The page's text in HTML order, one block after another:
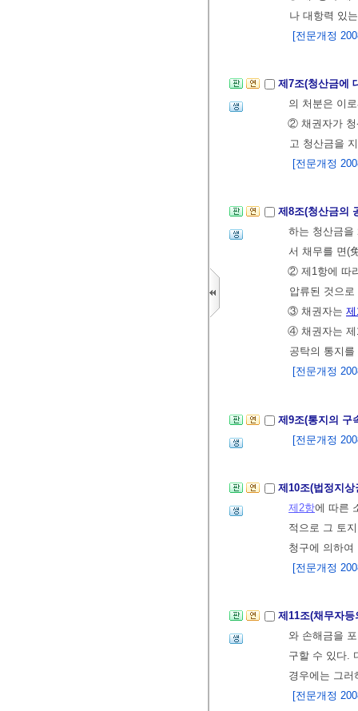
나 대항력 있
[전문개정
제7조(청산금에
의 처분은 이
② 채권자가 청
고 청산금을
[전문개정
제8조(청산금의
하는 청산금을
서 채무를 면(
② 제1항에 따
압류된 것으로
③ 채권자는
④ 채권자는 제
공탁의 통지
[전문개정
제9조(통지의 구
[전문개정
제10조(법정지
제2항에 따른
적으로 그 토
청구에 의하여
[전문개정
제11조(채무자
와 손해금을
구할 수 있다.
경우에는 그러
[전문개정